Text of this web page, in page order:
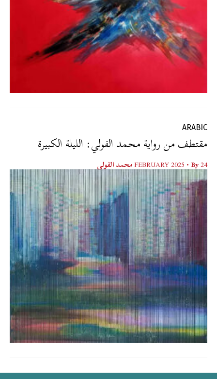
ARABIC
مقتطف من رواية محمد الفولي: الليلة الكبيرة
24 FEBRUARY 2025
• By محمد الفولي